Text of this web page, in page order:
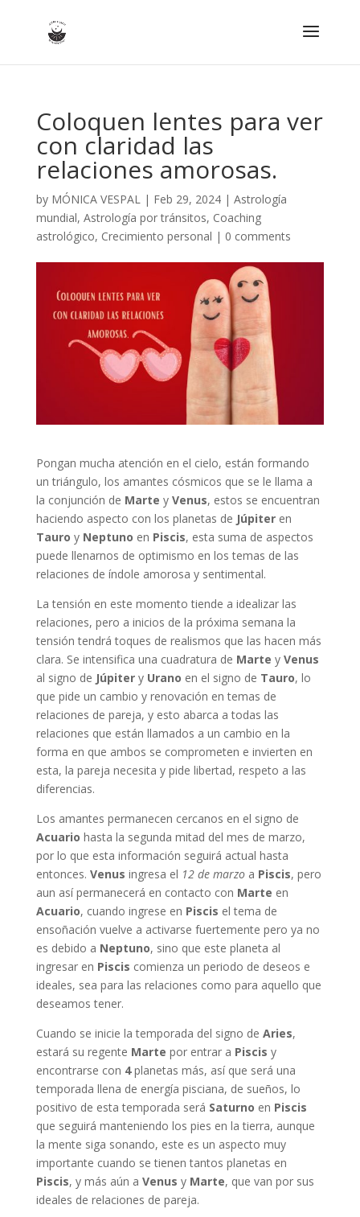
Coloquen lentes para ver
con claridad las
relaciones amorosas.
by MÓNICA VESPAL| Feb 29, 2024| Astrología
mundial, Astrología por tránsitos, Coaching
astrológico, Crecimiento personal | 0 comments
Pongan mucha atención en el cielo, están formando
un triángulo, los amantes cósmicos que se le llama a
la conjunción de Marte y Venus, estos se encuentran
haciendo aspecto con los planetas de Júpiteren
Tauro y Neptuno en Piscis, esta suma de aspectos
puede llenarnos de optimismo en los temas de las
relaciones de índole amorosa y sentimental.
La tensión en este momento tiende a idealizar las
relaciones, pero a inicios de la próxima semana la
tensión tendrá toques de realismos que las hacen más
clara. Se intensifica una cuadratura de Marte y Venus
al signo de Júpitery Urano en el signo de Tauro, lo
que pide un cambio y renovación en temas de
relaciones de pareja, y esto abarca a todas las
relaciones que están llamados a un cambio en la
forma en que ambos se comprometen e invierten en
esta, la pareja necesita y pide libertad, respeto a las
diferencias.
Los amantes permanecen cercanos en el signo de
Acuario hasta la segunda mitad del mes de marzo,
por lo que esta información seguirá actual hasta
entonces. Venus ingresa el 12 de marzoa Piscis, pero
aun así permanecerá en contacto con Marte en
Acuario, cuando ingrese en Piscis el tema de
ensoñación vuelve a activarse fuertemente pero ya no
es debido a Neptuno, sino que este planeta al
ingresar en Piscis comienza un periodo de deseos e
ideales, sea para las relaciones como para aquello que
deseamos tener.
Cuando se inicie la temporada del signo de Aries,
estará su regente Marte por entrar a Piscis y
encontrarse con 4planetas más, así que será una
temporada llena de energía pisciana, de sueños, lo
positivo de esta temporada será Saturno en Piscis
que seguirá manteniendo los pies en la tierra, aunque
la mente siga sonando, este es un aspecto muy
importante cuando se tienen tantos planetas en
Piscis, y más aún a Venus y Marte, que van por sus
ideales de relaciones de pareja.